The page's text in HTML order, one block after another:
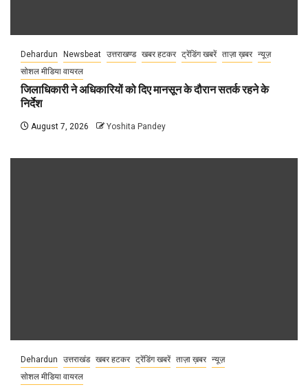
Dehardun Newsbeat उत्तराखण्ड खबर हटकर ट्रेंडिंग खबरें ताज़ा ख़बर न्यूज़
सोशल मीडिया वायरल
जिलाधिकारी ने अधिकारियों को दिए मानसून के दौरान सतर्क रहने के
निर्देश
August 7, 2026 Yoshita Pandey
Dehardun उत्तराखंड खबर हटकर ट्रेंडिंग खबरें ताज़ा ख़बर न्यूज़
सोशल मीडिया वायरल